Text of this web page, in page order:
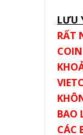
LƯU
RẤT
BAO
CÁC